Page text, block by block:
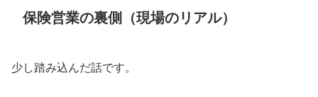
保険営業の裏側（現場のリアル）
少し踏み込んだ話です。